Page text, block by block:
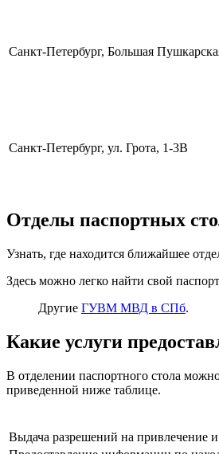
Санкт-Петербург, Большая
Санкт-Петербург, ул. Грота, 1-3В
Отделы паспортных
Узнать, где находится ближайшее
Здесь можно легко найти свой
Другие ГУВМ МВД в СПб.
Какие услуги
В отделении паспортного стола
приведенной ниже таблице.
Выдача разрешений на привлечение